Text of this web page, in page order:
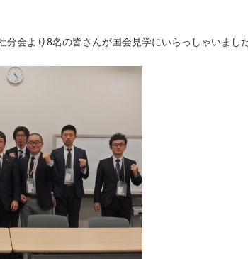
会より8名の皆さんが国会見学にいらっしゃいまし